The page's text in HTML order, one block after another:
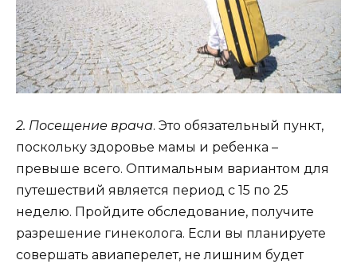
2. Посещение врача. Это обязательный пункт,
поскольку здоровье мамы и ребенка –
превыше всего. Оптимальным вариантом для
путешествий является период с 15 по 25
неделю. Пройдите обследование, получите
разрешение гинеколога. Если вы планируете
совершать авиаперелет, не лишним будет